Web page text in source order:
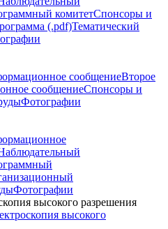
комитетСпонсоры и
(.pdf)Тематический
сообщениеВторое
сообщениеСпонсоры и
Фотографии
Фотографии
высокого разрешения
высокого